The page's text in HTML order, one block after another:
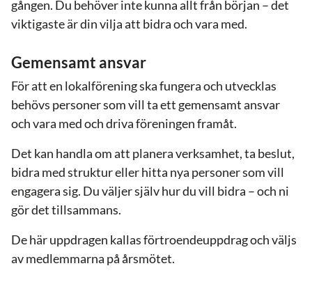
gången. Du behöver inte kunna allt från början – det
viktigaste är din vilja att bidra och vara med.
Gemensamt ansvar
För att en lokalförening ska fungera och utvecklas
behövs personer som vill ta ett gemensamt ansvar
och vara med och driva föreningen framåt.
Det kan handla om att planera verksamhet, ta beslut,
bidra med struktur eller hitta nya personer som vill
engagera sig. Du väljer själv hur du vill bidra – och ni
gör det tillsammans.
De här uppdragen kallas förtroendeuppdrag och väljs
av medlemmarna på årsmötet.